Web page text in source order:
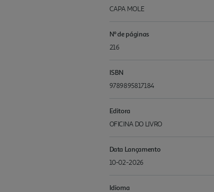
CAPA MOLE
Nº de páginas
216
ISBN
9789895817184
Editora
OFICINA DO LIVRO
Data Lançamento
10-02-2026
Idioma